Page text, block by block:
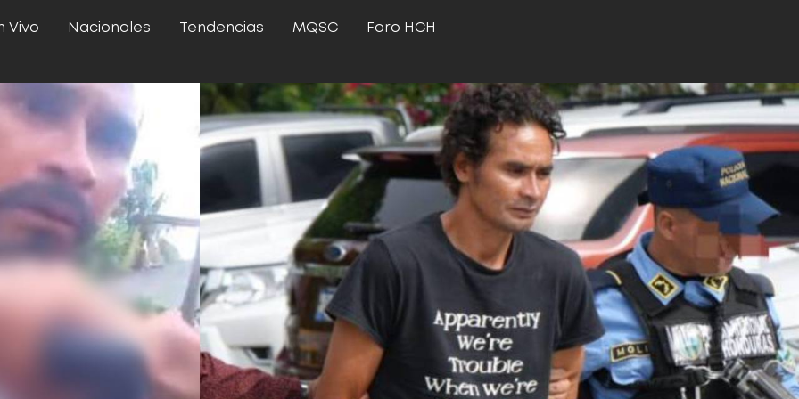
Vivo Nacionales Tendencias MQSC Foro HCH